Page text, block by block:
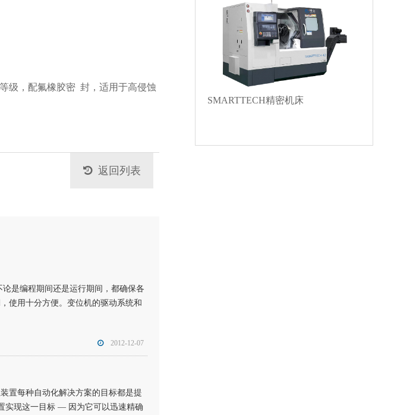
级，配氟橡胶密 封，适用于高侵蚀
返回列表
是编程期间还是运行期间，都确保各
使用十分方便。变位机的驱动系统和
2012-12-07
置每种自动化解决方案的目标都是提
实现这一目标 — 因为它可以迅速精确
SMARTTECH精密机床